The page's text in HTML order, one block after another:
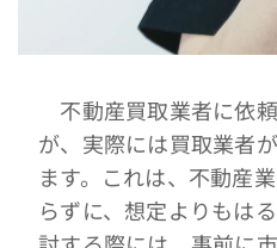
不動産買取業者に依
が、実際には買取業者
ます。これは、不動産
らずに、想定よりもは